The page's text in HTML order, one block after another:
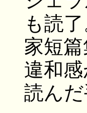
も読
家短
違和
読ん